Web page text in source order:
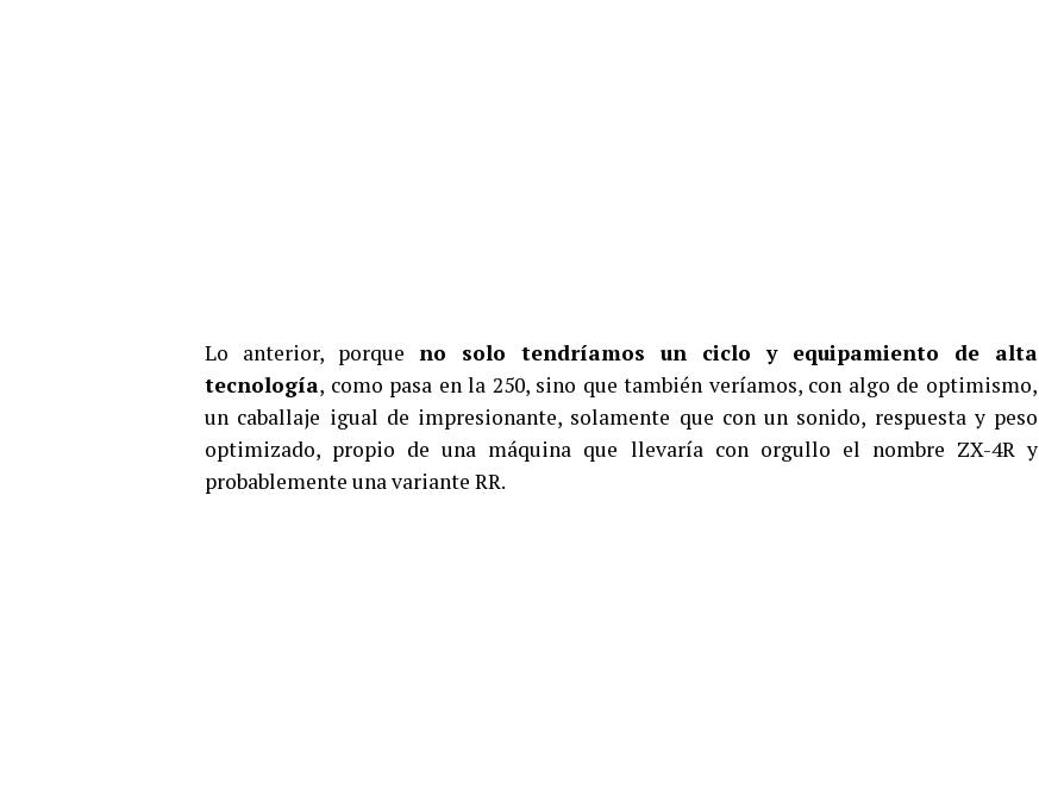
Lo anterior, porque no solo tendríamos un ciclo y equipamiento de alta
tecnología, como pasa en la 250, sino que también veríamos, con algo de optimismo,
un caballaje igual de impresionante, solamente que con un sonido, respuesta y peso
optimizado, propio de una máquina que llevaría con orgullo el nombre ZX-4R y
probablemente una variante RR.